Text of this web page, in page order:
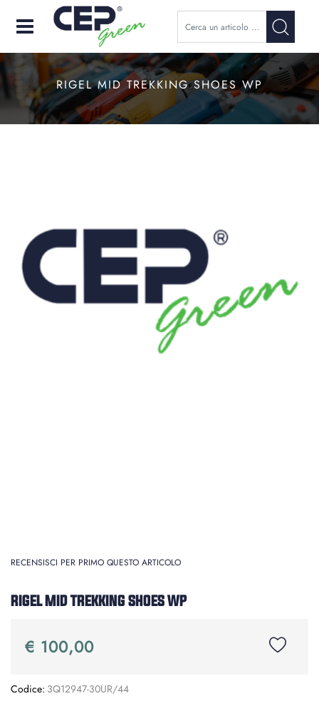
Open
RIGEL MID TREKKING SHOES WP
RECENSISCI PER PRIMO QUESTO ARTICOLO
RIGEL MID TREKKING SHOES WP
€ 100,00
Codice: 3Q12947-30UR/44